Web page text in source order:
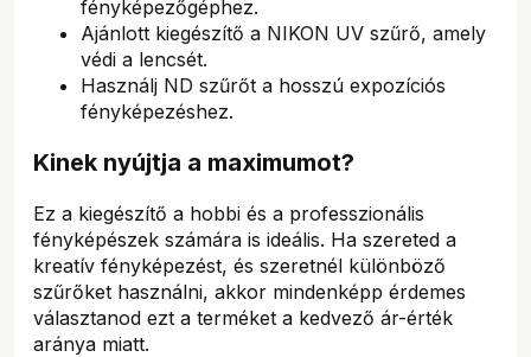
fényképezőgéphez.
Ajánlott kiegészítő a NIKON UV szűrő, amely
védi a lencsét.
Használj ND szűrőt a hosszú expozíciós
fényképezéshez.
Kinek nyújtja a maximumot?
Ez a kiegészítő a hobbi és a professzionális
fényképészek számára is ideális. Ha szereted a
kreatív fényképezést, és szeretnél különböző
szűrőket használni, akkor mindenképp érdemes
választanod ezt a terméket a kedvező ár-érték
aránya miatt.